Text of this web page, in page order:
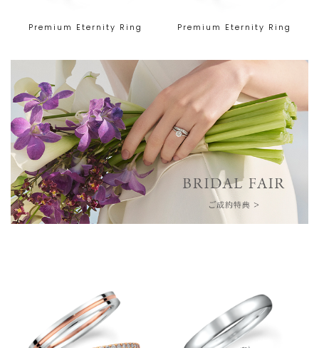
Premium Eternity Ring Premium Eternity Ring